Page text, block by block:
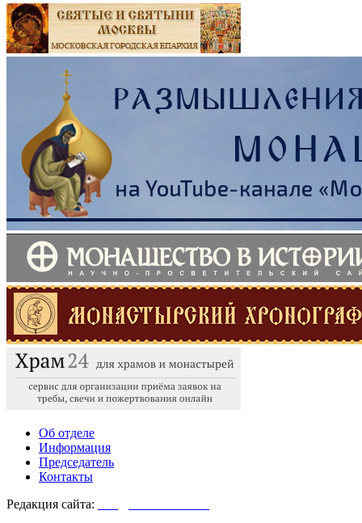
Об отделе
Информация
Председатель
Контакты
Редакция сайта: